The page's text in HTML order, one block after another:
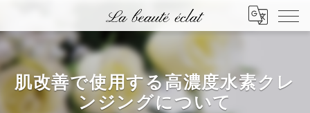
肌改善で使用する高濃度水素クレ
ンジングについて